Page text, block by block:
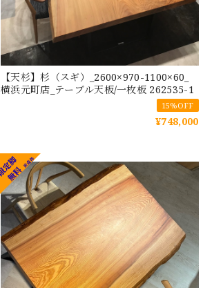
【天杉】杉（スギ）_2600×970-1100×60_
横浜元町店_テーブル天板/一枚板 262535-1
15%OFF
¥748,000